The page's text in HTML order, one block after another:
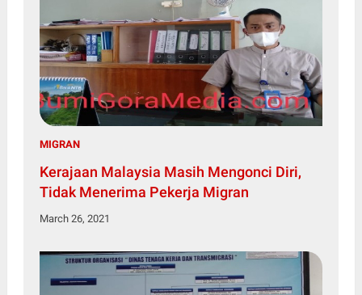
MIGRAN
Kerajaan Malaysia Masih Mengonci Diri,
Tidak Menerima Pekerja Migran
March 26, 2021